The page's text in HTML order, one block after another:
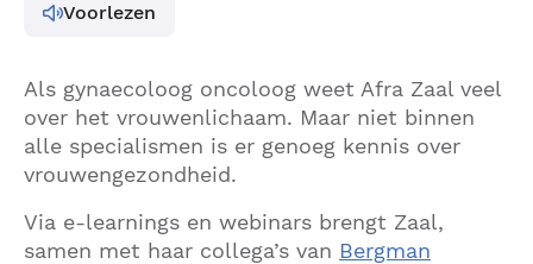
Voorlezen
Als gynaecoloog oncoloog weet Afra Zaal veel
over het vrouwenlichaam. Maar niet binnen
alle specialismen is er genoeg kennis over
vrouwengezondheid.
Via e-learnings en webinars brengt Zaal,
samen met haar collega’s van Bergman